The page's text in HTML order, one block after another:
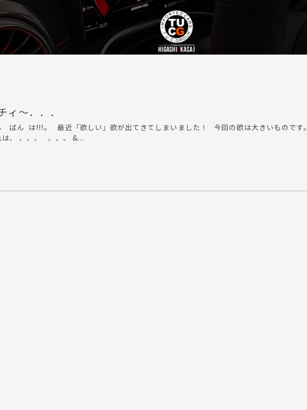
ィ～．．．
ばん は!!!。 最近「欲しい」欲が出てきてしまいました！ 今回の欲は大きいものです。
は、 、、、 、、、 &...